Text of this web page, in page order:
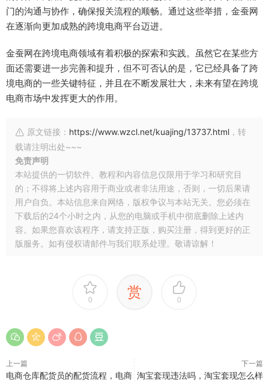
门的沟通与协作，确保报关流程的顺畅。通过这些举措，金蚕网
在逐渐向更加成熟的跨境电商平台迈进。
金蚕网在跨境电商领域有着积极的探索和实践。虽然它在某些方
面还需要进一步完善和提升，但不可否认的是，它已经具备了跨
境电商的一些关键特征，并且在不断发展壮大，未来有望在跨境
电商市场中发挥更大的作用。
原文链接： https://www.wzcl.net/kuajing/13737.html ，转
载请注明出处~~~
免责声明
本站提供的一切软件、教程和内容信息仅限用于学习和研究目
的；不得将上述内容用于商业或者非法用途，否则，一切后果请
用户自负。本站信息来自网络，版权争议与本站无关。您必须在
下载后的24个小时之内，从您的电脑或手机中彻底删除上述内
容。如果您喜欢该程序，请支持正版，购买注册，得到更好的正
版服务。如有侵权请邮件与我们联系处理。敬请谅解！
0 赏 0
上一篇
电商仓库配货员的配货流程，电商
下一篇
淘宝套现违法吗，淘宝套现怎么样